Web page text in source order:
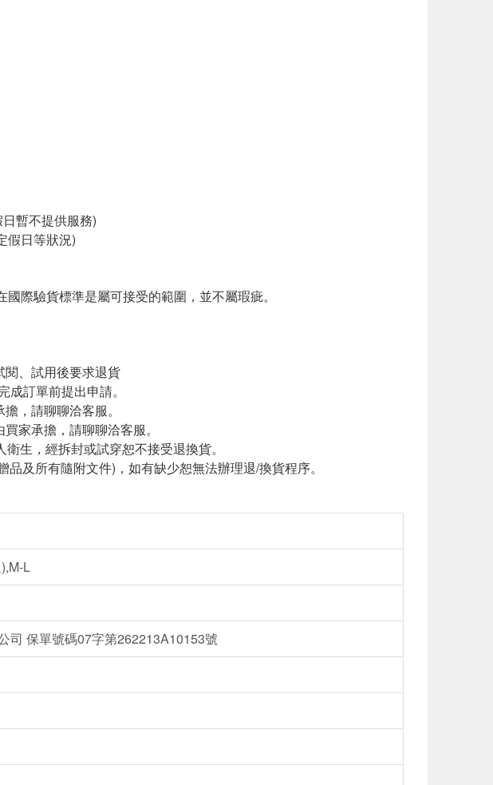
暫不提供服務)
假日等狀況)
際驗貨標準是屬可接受的範圍，並不屬瑕疵。
、試用後要求退貨
訂單前提出申請。
，請聊聊洽客服。
家承擔，請聊聊洽客服。
生，經拆封或試穿恕不接受退換貨。
及所有隨附文件)，如有缺少恕無法辦理退/換貨程序。
L
司 保單號碼07字第262213A10153號